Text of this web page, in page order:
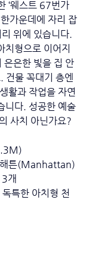
‘웨스트 67번가
가운데에 자리 잡
위에 있습니다.
치형으로 이어지
은은한 빛을 집 안
건물 꼭대기 층엔
활과 작업을 자연
니다. 성공한 예술
사치 아닌가요?
해튼(Manhattan)
개
특한 아치형 천